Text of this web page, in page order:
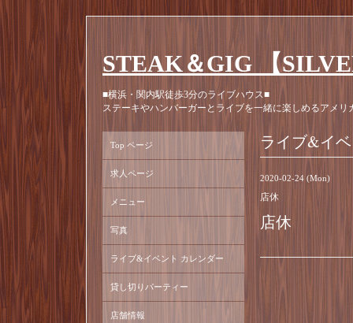
STEAK＆GIG 【
■横浜・関内駅徒歩3分のライブハウス■
ステーキやハンバーガーとライブを一緒に楽しめるアメリ
ライブ&イ
2020-02-24 (Mon)
店休
店休
Top ページ
求人ページ
メニュー
写真
ライブ&イベント カレンダー
貸し切りパーティー
店舗情報